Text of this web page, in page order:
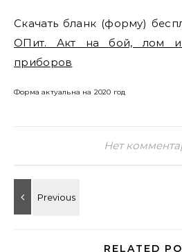
Скачать бланк (форму)
ОПит. Акт на бой, лом и
приборов
Форма актуальна на 2020 год
Нет
RELATED